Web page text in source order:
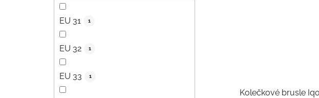
EU 31 1
EU 32 1
EU 33 1
Kolečkové brusle